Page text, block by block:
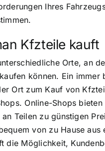
Ihres
Kfzteile kauft
Orte, an
können. Ein immer
Ort zum Kauf von
Online-Shops
Teilen zu günstigen
von zu Hause aus
die Möglichkeit,